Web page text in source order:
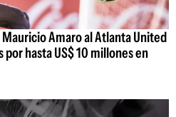
Amaro al Atlanta United
por hasta US$ 10 millones en